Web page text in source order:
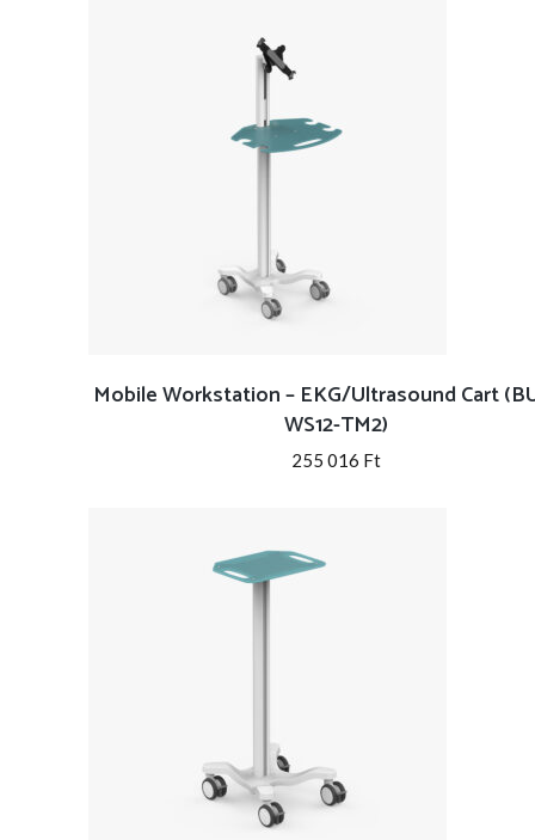
Mobile Workstation – EKG/Ultrasound Cart
WS12-TM2)
255 016 Ft